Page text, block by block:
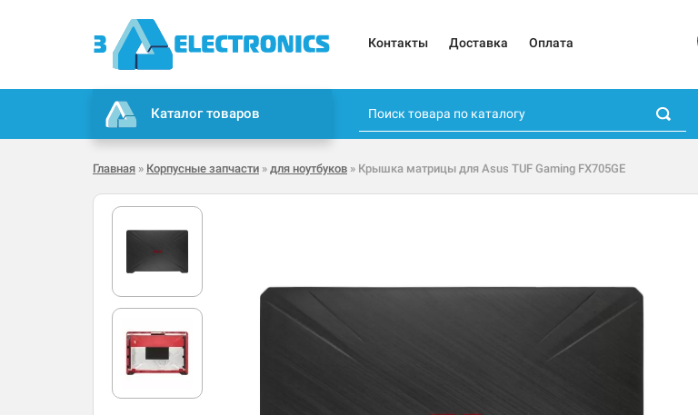
Контакты Доставка Оплата
Каталог товаров
Главная » Корпусные запчасти » для ноутбуков » Крышка матрицы для Asus TUF Gaming FX705GE